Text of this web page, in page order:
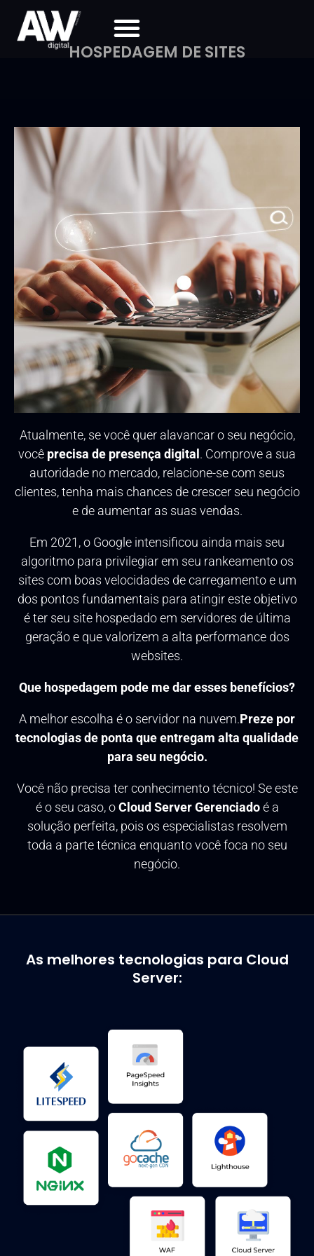
HOSPEDAGEM DE SITES
Atualmente, se você quer alavancar o seu negócio,
você precisa de presença digital . Comprove a sua
autoridade no mercado, relacione-se com seus
clientes, tenha mais chances de crescer seu negócio
e de aumentar as suas vendas.
Em 2021, o Google intensificou ainda mais seu
algoritmo para privilegiar em seu rankeamento os
sites com boas velocidades de carregamento e um
dos pontos fundamentais para atingir este objetivo
é ter seu site hospedado em servidores de última
geração e que valorizem a alta performance dos
websites.
Que hospedagem pode me dar esses benefícios?
A melhor escolha é o servidor na nuvem.Preze por
tecnologias de ponta que entregam alta qualidade
para seu negócio.
Você não precisa ter conhecimento técnico! Se este
é o seu caso, oCloud Server Gerenciadoé a
solução perfeita, pois os especialistas resolvem
toda a parte técnica enquanto você foca no seu
negócio.
As melhores tecnologias para Cloud
Server: